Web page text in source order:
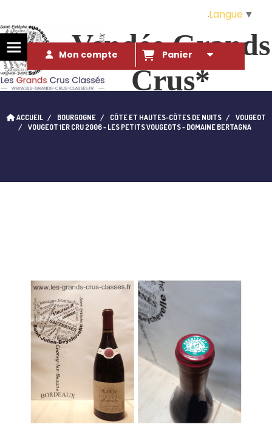
Vendée Grands
Crus*
qui l'eût cru...
Mon compte Panier
ACCUEIL BOURGOGNE CÔTE ET HAUTES-CÔTES DE NUITS
VOUGEOT
VOUGEOT 1ER CRU 2006 - LES PETITS VOUGEOTS - DOMAINE BERTAGNA
Langue ▼